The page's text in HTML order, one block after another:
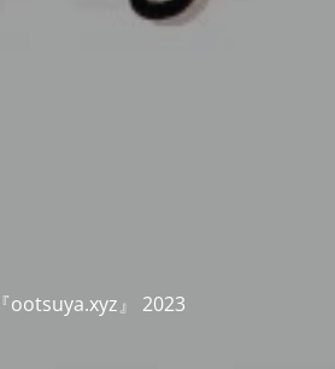
ootsuya.xyz』 2023